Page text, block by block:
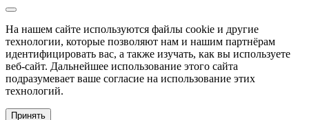
На нашем сайте используются файлы cookie и другие
технологии, которые позволяют нам и нашим партнёрам
идентифицировать вас, а также изучать, как вы используете
веб-сайт. Дальнейшее использование этого сайта
подразумевает ваше согласие на использование этих
технологий.
Принять